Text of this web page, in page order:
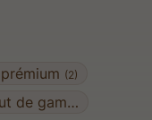
(2)
Aménagement intérieur haut de gamme